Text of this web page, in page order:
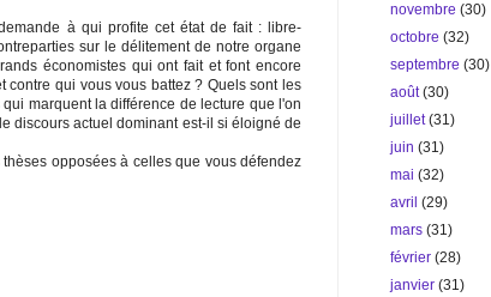
à qui profite cet état de fait : libre-
sur le délitement de notre organe
économistes qui ont fait et font encore
contre qui vous vous battez ? Quels sont les
marquent la différence de lecture que l'on
discours actuel dominant est-il si éloigné de
opposées à celles que vous défendez
novembre(30)
octobre(32)
septembre(30)
août(30)
juillet(31)
juin(31)
mai(32)
avril(29)
mars(31)
février(28)
janvier(31)